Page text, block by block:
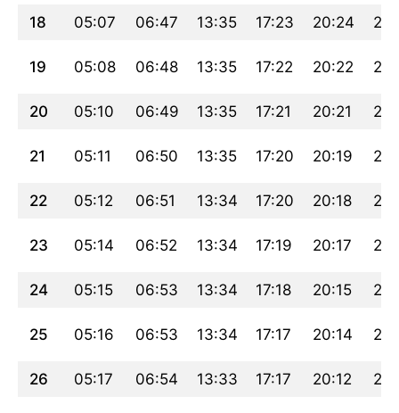
18 05:07 06:47 13:35 17:23 20:24
19 05:08 06:48 13:35 17:22 20:22
20 05:10 06:49 13:35 17:21 20:21
21 05:11 06:50 13:35 17:20 20:19
22 05:12 06:51 13:34 17:20 20:18
23 05:14 06:52 13:34 17:19 20:17
24 05:15 06:53 13:34 17:18 20:15
25 05:16 06:53 13:34 17:17 20:14
26 05:17 06:54 13:33 17:17 20:12